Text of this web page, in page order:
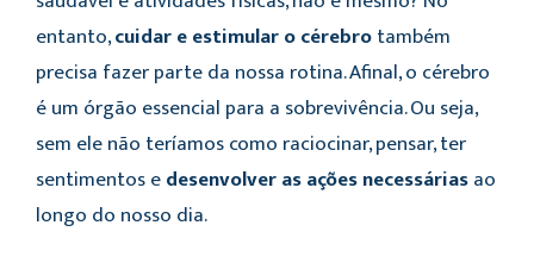
entanto,cuidar e estimular o cérebrotambém
precisa fazer parte da nossa rotina. Afinal, o cérebro
é um órgão essencial para a sobrevivência. Ou seja,
sem ele não teríamos como raciocinar, pensar, ter
sentimentos edesenvolver as ações necessáriasao
longo do nosso dia.